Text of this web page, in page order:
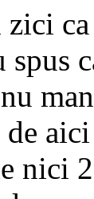
ca
spus
nici